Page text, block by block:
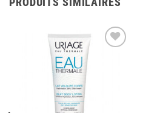
PRODUITS SIMILAIRES